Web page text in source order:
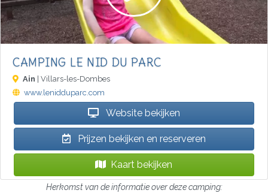
CAMPING LE NID DU PARC
Ain | Villars-les-Dombes
www.lenidduparc.com
Website bekijken
Prijzen bekijken en reserveren
Kaart bekijken
Herkomst van de informatie over deze camping: